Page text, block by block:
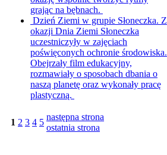
grając na bębnach.
Dzień Ziemi w grupie Słoneczka. Z
okazji Dnia Ziemi Słoneczka
uczestniczyły w zajęciach
poświęconych ochronie środowiska.
Obejrzały film edukacyjny,
rozmawiały o sposobach dbania o
naszą planetę oraz wykonały pracę
plastyczną.
1 2 3 4 5
następna strona
ostatnia strona